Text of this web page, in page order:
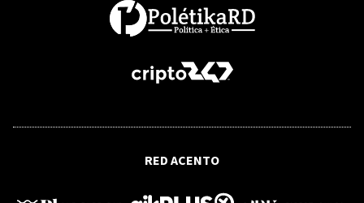
Acusan a Israel de usar la arqueología
como arma para expropiar tierras de
palestinos en Cisjordania
Una falsa crítica al microcuento
RED ACENTO